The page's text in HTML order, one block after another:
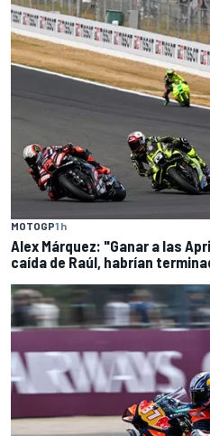
MOTOGP1 h
Alex Márquez: "Ganar a las
caída de Raúl, habrían